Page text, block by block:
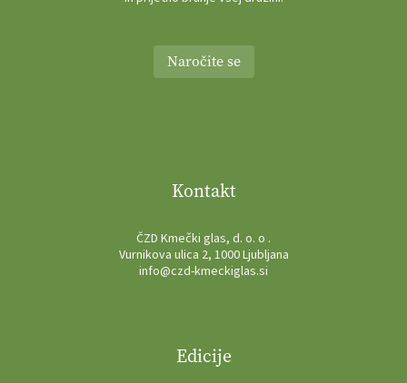
Naročite se
Kontakt
ČZD Kmečki glas, d. o. o .
Vurnikova ulica 2, 1000 Ljubljana
info@czd-kmeckiglas.si
Edicije